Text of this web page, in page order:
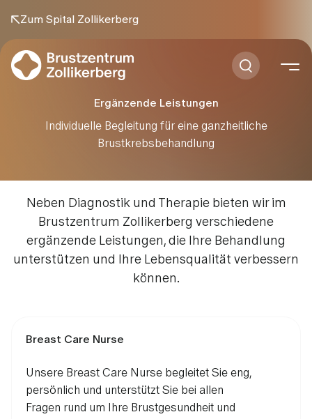
Zum Spital Zollikerberg
Ergänzende Leistungen
Individuelle Begleitung für eine ganzheitliche
Brustkrebsbehandlung
Neben Diagnostik und Therapie bieten wir im
Brustzentrum Zollikerberg verschiedene
ergänzende Leistungen, die Ihre Behandlung
unterstützen und Ihre Lebensqualität verbessern
können.
Breast Care Nurse
Unsere Breast Care Nurse begleitet Sie eng,
persönlich und unterstützt Sie bei allen
Fragen rund um Ihre Brustgesundheit und